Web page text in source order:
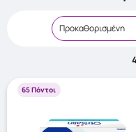
65 Πόντοι